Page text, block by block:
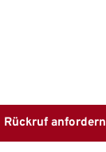
Rückruf anfordern